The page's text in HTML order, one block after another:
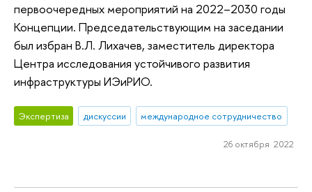
первоочередных мероприятий на 2022–2030 годы
Концепции. Председательствующим на заседании
был избран В.Л. Лихачев, заместитель директора
Центра исследования устойчивого развития
инфраструктуры ИЭиРИО.
Экспертиза дискуссии международное сотрудничество
26 октября 2022